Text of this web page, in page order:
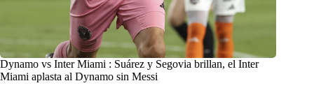
Dynamo vs Inter Miami : Suárez y Segovia brillan, el Inter
Miami aplasta al Dynamo sin Messi